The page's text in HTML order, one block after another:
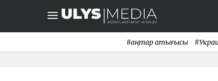
#қаңтар қақтығысы